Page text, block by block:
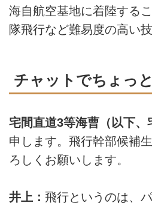
海自航空基地に着陸する
隊飛行など難易度の高い技
チャットでちょっ
宅間直道3等海曹（以下、
申します。飛行幹部候補
ろしくお願いします。
井上： 飛行というのは、